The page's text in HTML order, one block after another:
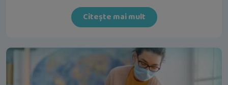
Citește mai mult